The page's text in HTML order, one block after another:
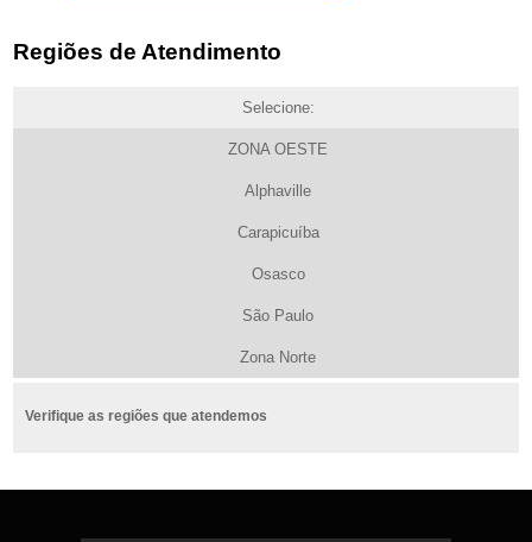
Regiões de Atendimento
Selecione:
ZONA OESTE
Alphaville
Carapicuíba
Osasco
São Paulo
Zona Norte
Verifique as regiões que atendemos